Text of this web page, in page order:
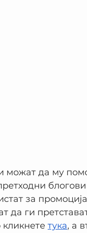
можат да му
за
да ги
тука, а